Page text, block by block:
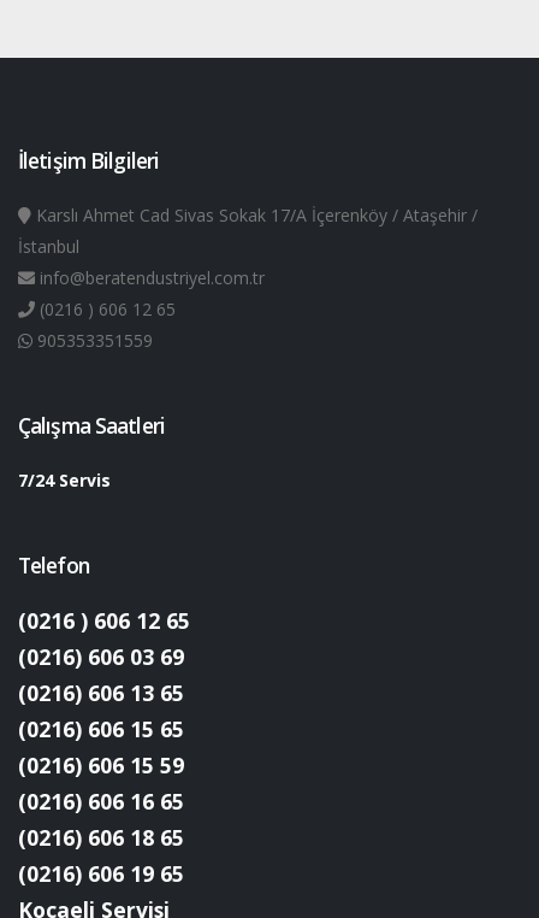
İletişim Bilgileri
Karslı Ahmet Cad Sivas Sokak 17/A İçerenköy / Ataşehir /
İstanbul
info@beratendustriyel.com.tr
(0216 ) 606 12 65
905353351559
Çalışma Saatleri
7/24 Servis
Telefon
(0216 ) 606 12 65
(0216) 606 03 69
(0216) 606 13 65
(0216) 606 15 65
(0216) 606 15 59
(0216) 606 16 65
(0216) 606 18 65
(0216) 606 19 65
Kocaeli Servisi